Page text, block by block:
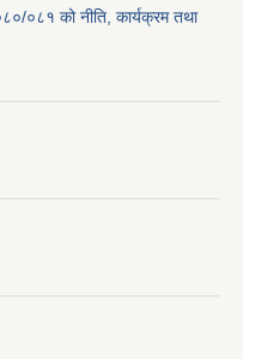
०८१ को नीति, कार्यक्रम तथा